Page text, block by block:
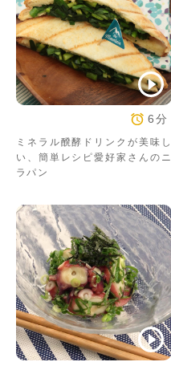
6分
ミネラル醗酵ドリンクが美味し
い、簡単レシピ愛好家さんのニ
ラパン